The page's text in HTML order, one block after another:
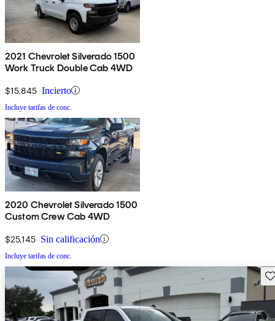
2021 Chevrolet Silverado 1500
Work Truck Double Cab 4WD
$15,845 Incierto
Incluye tarifas de conc.
2020 Chevrolet Silverado 1500
Custom Crew Cab 4WD
$25,145 Sin calificación
Incluye tarifas de conc.